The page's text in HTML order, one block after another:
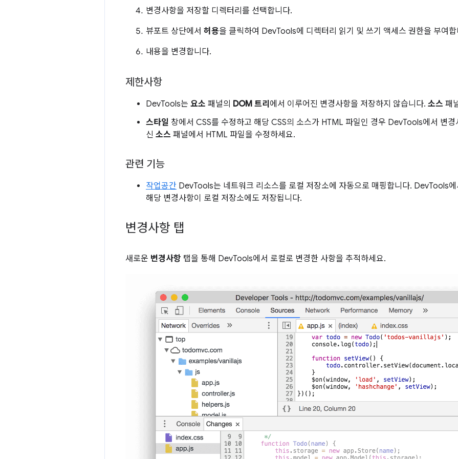
변경사항을 저장할 디렉터리를 선택합니다.
뷰포트 상단에서 허용을 클릭하여 DevTools에 디렉터리 읽기 및 쓰기 액세스 권한을 부여합
내용을 변경합니다.
제한사항
DevTools는 요소 패널의 DOM 트리 에서 이루어진 변경사항을 저장하지 않습니다. 소스 패
스타일 창에서 CSS를 수정하고 해당 CSS의 소스가 HTML 파일인 경우 DevTools에서 변경
신 소스 패널에서 HTML 파일을 수정하세요.
관련 기능
작업공간 DevTools는 네트워크 리소스를 로컬 저장소에 자동으로 매핑합니다. DevTools
해당 변경사항이 로컬 저장소에도 저장됩니다.
변경사항 탭
새로운 변경사항 탭을 통해 DevTools에서 로컬로 변경한 사항을 추적하세요.